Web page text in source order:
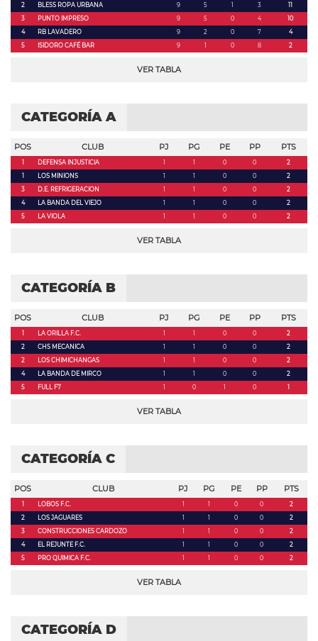
2
BLESS ROPA URBANA 9 5 1 3
11
3
PUNTO IMPRESO 9 5 0 4
10
4
RB LAVADERO 9 2 0 7
4
5
ISIDORO CAFÉ BAR 9 1 0 8 2
VER TABLA
CATEGORÍA A
POS CLUB PJ PG PE PP PTS
1 DEFENSA INJUSTICIA 1 1 0 0
2
1
LOS MINIONS 1 1 0 0
2
3
D.E. REFRIGERACION 1 1 0 0
2
4
LA BANDA DEL VIEJO 1 1 0 0
2
5
LA VIOLA 1 1 0 0 2
VER TABLA
CATEGORÍA B
POS CLUB PJ PG PE PP PTS
1 LA ORILLA F.C. 1 1 0 0
2
2
CHS MECANICA 1 1 0 0
2
2
LOS CHIMICHANGAS 1 1 0 0
2
4
LA BANDA DE MIRCO 1 1 0 0
2
5
FULL F7 1 0 1 0 1
VER TABLA
CATEGORÍA C
POS CLUB PJ PG PE PP PTS
1 LOBOS F.C. 1 1 0 0
2
2
LOS JAGUARES 1 1 0 0
2
3
CONSTRUCCIONES CARDOZO 1 1 0 0
2
4
EL REJUNTE F.C. 1 1 0 0
2
5
PRO QUIMICA F.C. 1 1 0 0 2
VER TABLA
CATEGORÍA D